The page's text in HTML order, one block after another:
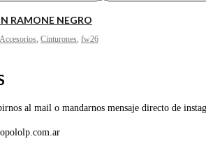
RAMONE NEGRO
Accesorios, Cinturones, fw26
al mail o mandarnos mensaje directo de